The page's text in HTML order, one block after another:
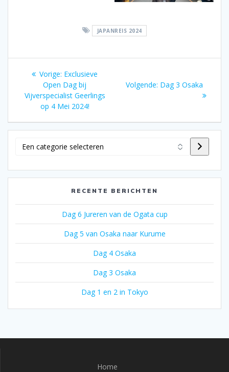
JAPANREIS 2024
Bericht
navigatie
Vorige: Vorig
bericht:
Exclusieve
Open Dag bij
Vijverspecialist Geerlings
op 4 Mei 2024!
Volgende: Volgend
Dag 3 Osaka
categorie
RECENTE BERICHTEN
Dag 6 Jureren van de Ogata cup
Dag 5 van Osaka naar Kurume
Dag 4 Osaka
Dag 3 Osaka
Dag 1 en 2 in Tokyo
Home